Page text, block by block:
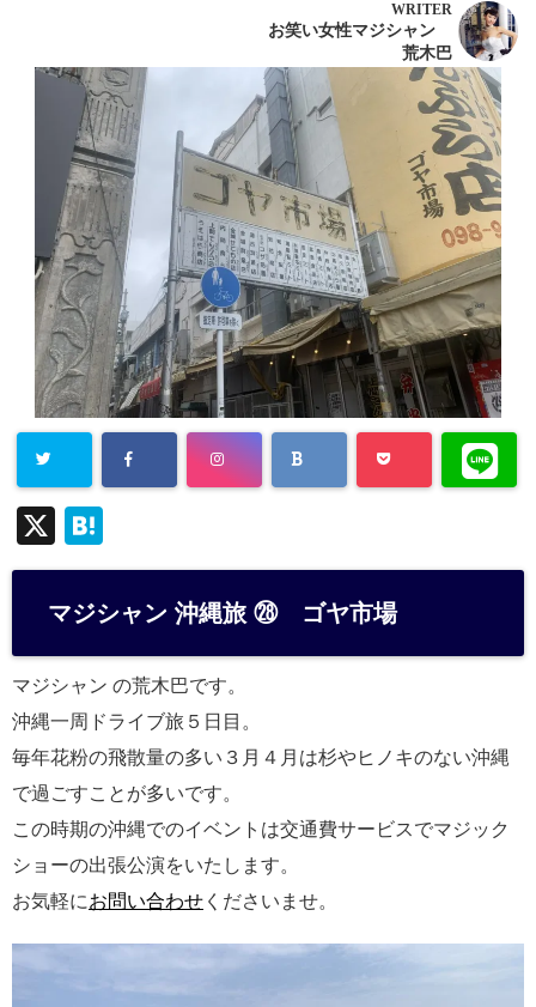
WRITER
お笑い女性マジシャン
荒木巴
X
at
e
a
マジシャン 沖縄旅 ㉘ ゴヤ市場
マジシャン の荒木巴です。
沖縄一周ドライブ旅５日目。
毎年花粉の飛散量の多い３月４月は杉やヒノキのない沖縄
で過ごすことが多いです。
この時期の沖縄でのイベントは交通費サービスでマジック
ショーの出張公演をいたします。
お気軽にお問い合わせ くださいませ。